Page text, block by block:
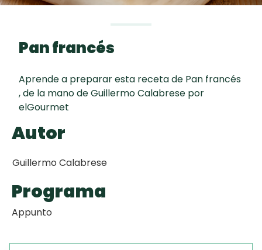
Chispas de
Chocolate
Pan francés
Aprende a preparar esta receta de Pan francés
, de la mano de Guillermo Calabrese por
elGourmet
Autor
Guillermo Calabrese
Programa
Appunto